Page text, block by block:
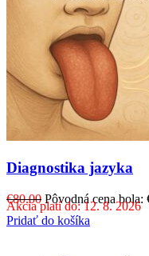
Diagnostika jazyka
€80.00 Pôvodná cena bola:
Akcia platí do: 12. 8. 2026
Pridať do košíka